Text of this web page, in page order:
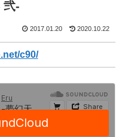
弐-
2017.01.20 2020.10.22
c90/